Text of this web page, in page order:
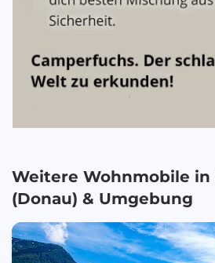
Weitere Wohnmobile in
(Donau) & Umgebung